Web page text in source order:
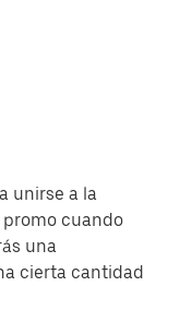
unirse a la
promo cuando
una
cierta cantidad